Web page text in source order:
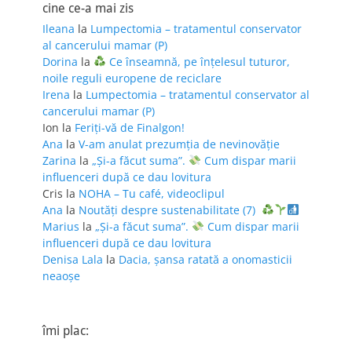
cine ce-a mai zis
Ileana la Lumpectomia – tratamentul conservator
al cancerului mamar (P)
Dorina la
Ce înseamnă, pe înțelesul tuturor,
noile reguli europene de reciclare
Irena la Lumpectomia – tratamentul conservator al
cancerului mamar (P)
Ion la Feriţi-vă de Finalgon!
Ana la V-am anulat prezumția de nevinovăție
Zarina la „Și-a făcut suma”.
Cum dispar marii
influenceri după ce dau lovitura
Cris la NOHA – Tu café, videoclipul
Ana la Noutăți despre sustenabilitate (7)
Marius la „Și-a făcut suma”.
Cum dispar marii
influenceri după ce dau lovitura
Denisa Lala la Dacia, șansa ratată a onomasticii
neaoșe
îmi plac: